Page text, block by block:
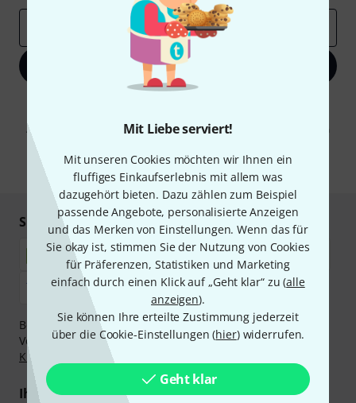
Mit Liebe serviert!
Mit unseren Cookies möchten wir Ihnen ein
fluffiges Einkaufserlebnis mit allem was
dazugehört bieten. Dazu zählen zum Beispiel
passende Angebote, personalisierte Anzeigen
und das Merken von Einstellungen. Wenn das für
Sie okay ist, stimmen Sie der Nutzung von Cookies
für Präferenzen, Statistiken und Marketing
einfach durch einen Klick auf „Geht klar“ zu (alle
anzeigen).
Sie können Ihre erteilte Zustimmung jederzeit
über die Cookie-Einstellungen (hier) widerrufen.
Geht klar
Jetzt anmelden
Abmeldung ist jederzeit möglich. Weitere Informationen finden Sie in
* Pflichtfeld
Sicher einkaufen & bezahlen
Bezahlen Sie vertraulich und sicher per Nachnahme,
Vorkasse, PayPal, Amazon Pay,Klarna Sofort bezahlen
Klarna Ratenzahlung
Ihre Vorteile